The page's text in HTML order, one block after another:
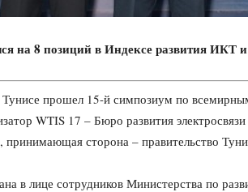
на 8 позиций в Индексе развития ИКТ
прошел 15-й симпозиум по всемирным
WTIS 17 – Бюро развития
сторона – правительство
в лице сотрудников Министерства по